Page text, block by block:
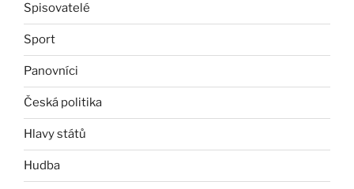
Spisovatelé
Sport
Panovníci
Česká politika
Hlavy států
Hudba